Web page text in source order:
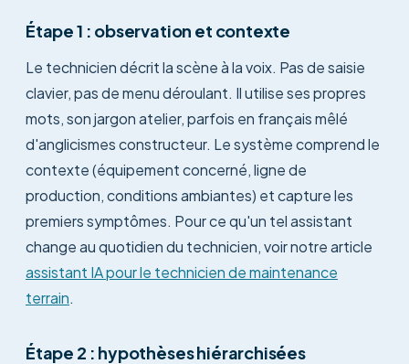
Étape 1 : observation et contexte
Le technicien décrit la scène à la voix. Pas de saisie
clavier, pas de menu déroulant. Il utilise ses propres
mots, son jargon atelier, parfois en français mêlé
d'anglicismes constructeur. Le système comprend le
contexte (équipement concerné, ligne de
production, conditions ambiantes) et capture les
premiers symptômes. Pour ce qu'un tel assistant
change au quotidien du technicien, voir notre article
assistant IA pour le technicien de maintenance
terrain.
Étape 2 : hypothèses hiérarchisées